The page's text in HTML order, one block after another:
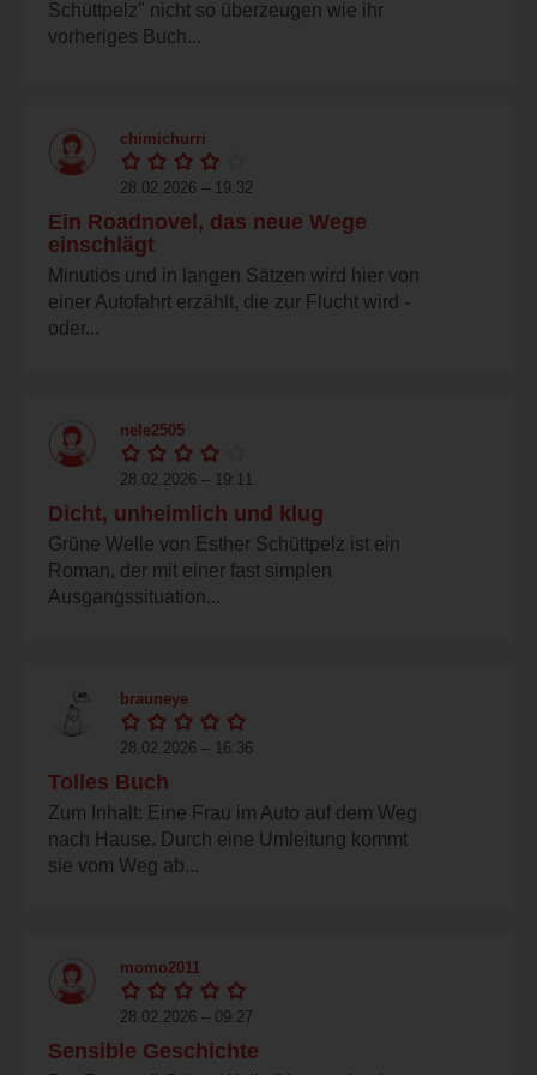
Schüttpelz" nicht so überzeugen wie ihr
vorheriges Buch...
chimichurri
28.02.2026 – 19:32
Ein Roadnovel, das neue Wege
einschlägt
Minutiös und in langen Sätzen wird hier von
einer Autofahrt erzählt, die zur Flucht wird -
oder...
nele2505
28.02.2026 – 19:11
Dicht, unheimlich und klug
Grüne Welle von Esther Schüttpelz ist ein
Roman, der mit einer fast simplen
Ausgangssituation...
brauneye
28.02.2026 – 16:36
Tolles Buch
Zum Inhalt: Eine Frau im Auto auf dem Weg
nach Hause. Durch eine Umleitung kommt
sie vom Weg ab...
momo2011
28.02.2026 – 09:27
Sensible Geschichte